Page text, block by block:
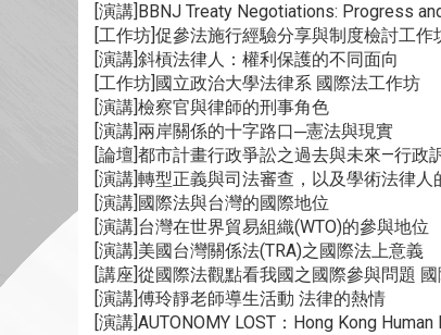
[演講]BBNJ Treaty Negotiations: Progress
[工作坊]促參法施行經驗分享與制度檢討工作
[演講]斜槓法律人：權利保護的不同面向
[工作坊]國立政治大學法律系 國際法工作坊
[演講]檢察官與律師的刑事角色
[演講]兩岸關係的十字路口─憲法與現實
[論壇]都市計畫行政爭訟之過去與未來—行政
[演講]轉型正義與司法審查，以及學術法律人
[演講]國際法與台灣的國際地位
[演講]台灣在世界貿易組織(WTO)的參與地位
[演講]美國台灣關係法(TRA)之國際法上意義
[講座]從國際法觀點看我國之國際參與問題
[演講]傅玲靜老師導生活動 法律的熱情
[演講]AUTONOMY LOST：Hong Kong